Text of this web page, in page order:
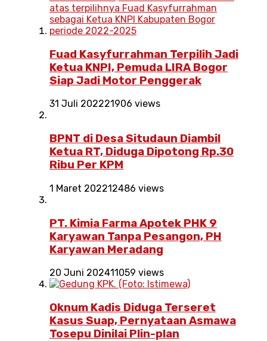
Fuad Kasyfurrahman Terpilih Jadi
Ketua KNPI, Pemuda LIRA Bogor
Siap Jadi Motor Penggerak
31 Juli 202221906 views
BPNT di Desa Situdaun Diambil
Ketua RT, Diduga Dipotong Rp.30
Ribu Per KPM
1 Maret 202212486 views
PT. Kimia Farma Apotek PHK 9
Karyawan Tanpa Pesangon, PH
Karyawan Meradang
20 Juni 202411059 views
Oknum Kadis Diduga Terseret
Kasus Suap, Pernyataan Asmawa
Tosepu Dinilai Plin-plan